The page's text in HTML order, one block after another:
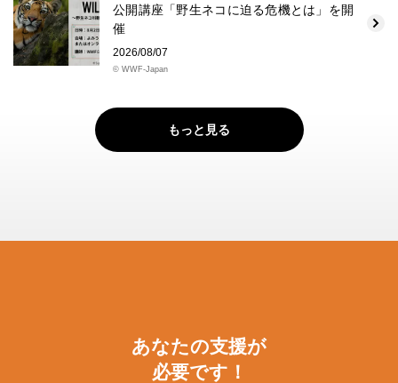
公開講座「野生ネコに迫る危機とは」を開
催
2026/08/07
© WWF-Japan
もっと見る
あなたの支援が
必要です！